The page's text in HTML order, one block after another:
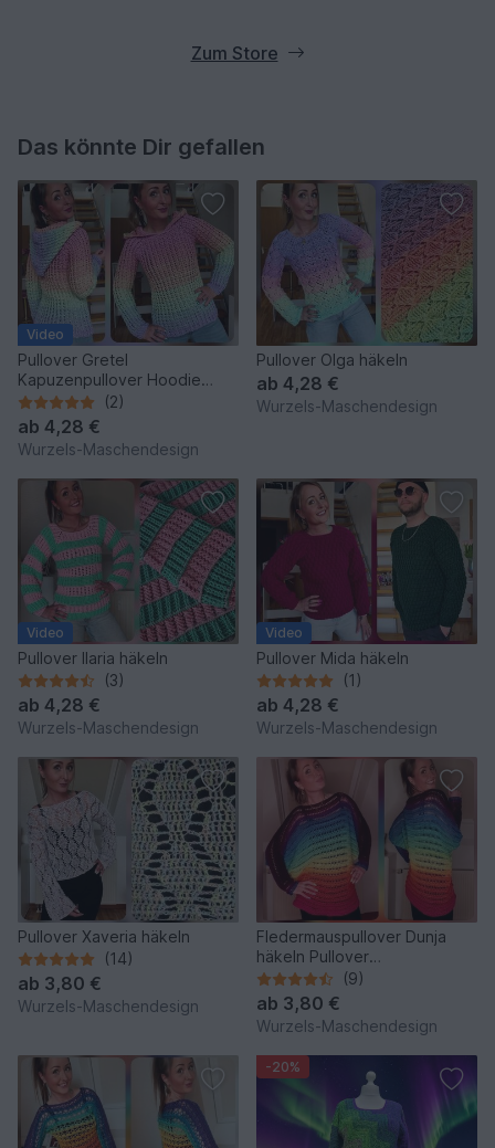
Zum Store
Das könnte Dir gefallen
Video
Pullover Gretel
Kapuzenpullover Hoodie
häkeln
(2)
ab 4,28 €
Wurzels-Maschendesign
Pullover Olga häkeln
ab 4,28 €
Wurzels-Maschendesign
Video
Pullover Ilaria häkeln
(3)
ab 4,28 €
Wurzels-Maschendesign
Video
Pullover Mida häkeln
(1)
ab 4,28 €
Wurzels-Maschendesign
Pullover Xaveria häkeln
(14)
ab 3,80 €
Wurzels-Maschendesign
Fledermauspullover Dunja
häkeln Pullover
Fledermauspulli
(9)
ab 3,80 €
Wurzels-Maschendesign
-20%